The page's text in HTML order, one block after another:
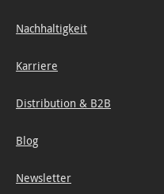
Nachhaltigkeit
Karriere
Distribution & B2B
Blog
Newsletter